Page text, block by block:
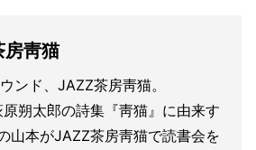
靑猫
ンド、JAZZ茶房靑猫。
朔太郎の詩集『靑猫』に由来す
山本がJAZZ茶房靑猫で読書会を